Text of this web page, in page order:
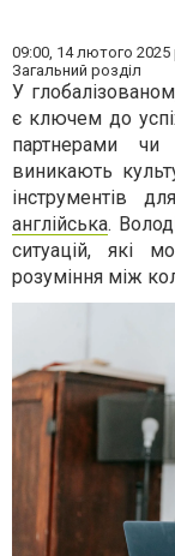
09:00, 14 лютого 2025
Загальний розділ
У
є ключем до
партнерами
виникають
інструментів
англійська.
ситуацій, які
розуміння між